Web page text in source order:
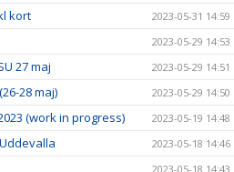
kort 2023-05-31 14:59
2023-05-29 14:53
27 maj 2023-05-29 14:51
28 maj) 2023-05-29 14:50
(work in progress) 2023-05-19 14:48
2023-05-18 14:46
2023-05-18 14:43